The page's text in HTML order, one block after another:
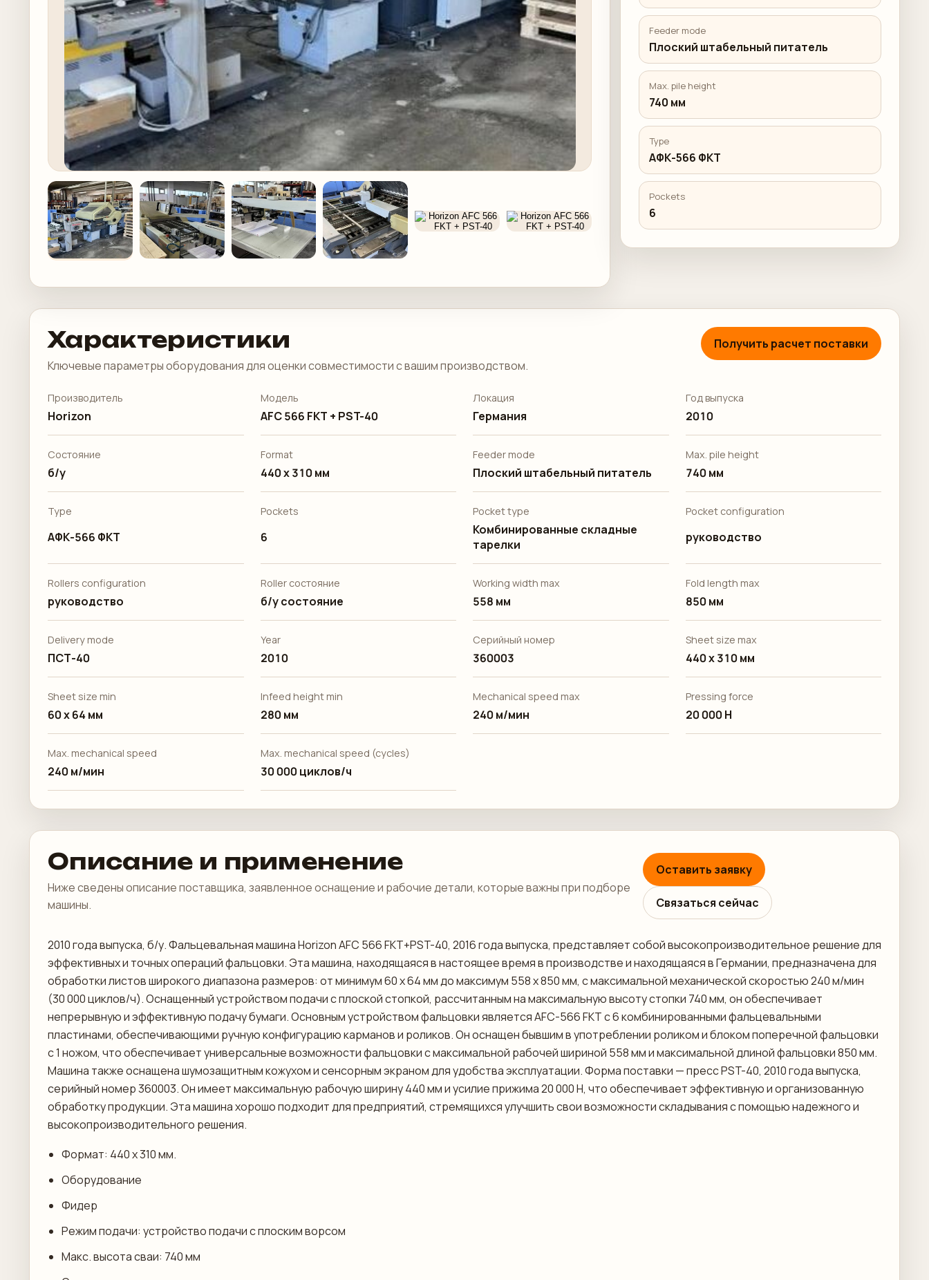
Feeder mode
Плоский штабельный питатель
Max. pile height
740 мм
Type
АФК-566 ФКТ
Pockets
6
Характеристики
Ключевые параметры оборудования для оценки совместимости с вашим производством.
Получить расчет поставки
Производитель
Horizon
Модель
AFC 566 FKT + PST-40
Локация
Германия
Год выпуска
2010
Состояние
б/у
Format
440 x 310 мм
Feeder mode
Плоский штабельный питатель
Max. pile height
740 мм
Type
АФК-566 ФКТ
Pockets
6
Pocket type
Комбинированные складные
тарелки
Pocket configuration
руководство
Rollers configuration
руководство
Roller состояние
б/у состояние
Working width max
558 мм
Fold length max
850 мм
Delivery mode
ПСТ-40
Year
2010
Серийный номер
360003
Sheet size max
440 x 310 мм
Sheet size min
60 x 64 мм
Infeed height min
280 мм
Mechanical speed max
240 м/мин
Pressing force
20 000 Н
Max. mechanical speed
240 м/мин
Max. mechanical speed (cycles)
30 000 циклов/ч
Описание и применение
Ниже сведены описание поставщика, заявленное оснащение и рабочие детали, которые важны при подборе
машины.
Оставить заявку
Связаться сейчас
2010 года выпуска, б/у. Фальцевальная машина Horizon AFC 566 FKT+PST-40, 2016 года выпуска, представляет собой высокопроизводительное решение для
эффективных и точных операций фальцовки. Эта машина, находящаяся в настоящее время в производстве и находящаяся в Германии, предназначена для
обработки листов широкого диапазона размеров: от минимум 60 x 64 мм до максимум 558 x 850 мм, с максимальной механической скоростью 240 м/мин
(30 000 циклов/ч). Оснащенный устройством подачи с плоской стопкой, рассчитанным на максимальную высоту стопки 740 мм, он обеспечивает
непрерывную и эффективную подачу бумаги. Основным устройством фальцовки является AFC-566 FKT с 6 комбинированными фальцевальными
пластинами, обеспечивающими ручную конфигурацию карманов и роликов. Он оснащен бывшим в употреблении роликом и блоком поперечной фальцовки
с 1 ножом, что обеспечивает универсальные возможности фальцовки с максимальной рабочей шириной 558 мм и максимальной длиной фальцовки 850 мм.
Машина также оснащена шумозащитным кожухом и сенсорным экраном для удобства эксплуатации. Форма поставки — пресс PST-40, 2010 года выпуска,
серийный номер 360003. Он имеет максимальную рабочую ширину 440 мм и усилие прижима 20 000 Н, что обеспечивает эффективную и организованную
обработку продукции. Эта машина хорошо подходит для предприятий, стремящихся улучшить свои возможности складывания с помощью надежного и
высокопроизводительного решения.
Формат: 440 х 310 мм.
Оборудование
Фидер
Режим подачи: устройство подачи с плоским ворсом
Макс. высота сваи: 740 мм